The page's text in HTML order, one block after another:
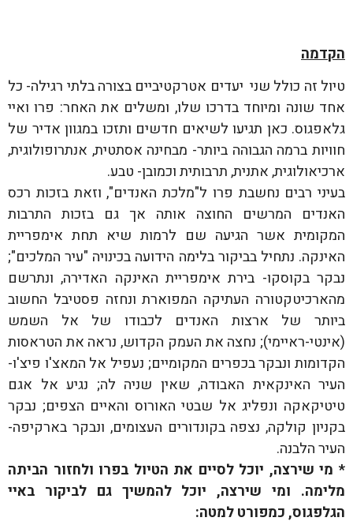
הקדמה
טיול זה כולל שני יעדים אטרקטיביים בצורה בלתי רגילה- כל
אחד שונה ומיוחד בדרכו שלו, ומשלים את האחר: פרו ואיי
גלאפגוס. כאן תגיעו לשיאים חדשים ותזכו במגוון אדיר של
חוויות ברמה הגבוהה ביותר- מבחינה אסתטית, אנתרופולוגית,
ארכיאולוגית, אתנית, תרבותית וכמובן- טבע.
בעיני רבים נחשבת פרו ל"מלכת האנדים", וזאת בזכות רכס
האנדים המרשים החוצה אותה אך גם בזכות התרבות
המקומית אשר הגיעה שם לרמות שיא תחת אימפריית
האינקה. נתחיל בביקור בלימה הידועה בכינויה "עיר המלכים";
נבקר בקוסקו- בירת אימפריית האינקה האדירה, ונתרשם
מהארכיטקטורה העתיקה המפוארת ונחזה פסטיבל החשוב
ביותר של ארצות האנדים לכבודו של אל השמש
(אינטי-ראיימי); נחצה את העמק הקדוש, נראה את הטראסות
הקדומות ונבקר בכפרים המקומיים; נעפיל אל המאצ'ו פיצ'ו-
העיר האינקאית האבודה, שאין שניה לה; נגיע אל אגם
טיטיקאקה ונפליג אל שבטי האורוס והאיים הצפים; נבקר
בקניון קולקה, נצפה בקונדורים העצומים, ונבקר בארקיפה-
העיר הלבנה.
* מי שירצה, יוכל לסיים את הטיול בפרו ולחזור הביתה
מלימה. ומי שירצה, יוכל להמשיך גם לביקור באיי
הגלפגוס, כמפורט למטה: